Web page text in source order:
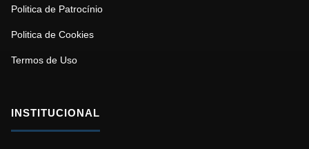
Politica de Patrocínio
Politica de Cookies
Termos de Uso
INSTITUCIONAL